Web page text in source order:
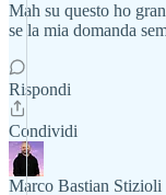
Mah su questo ho
se la mia domanda
Rispondi
Condividi
Marco Bastian Stizioli